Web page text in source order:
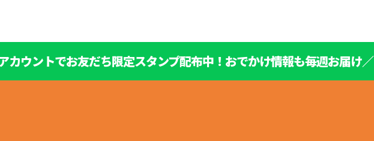
カウントでお友だち限定スタンプ配布中！おでかけ情報も毎週お届け／